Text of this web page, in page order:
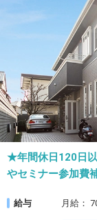
★年間休日120日
やセミナー参加費
給与 月給：